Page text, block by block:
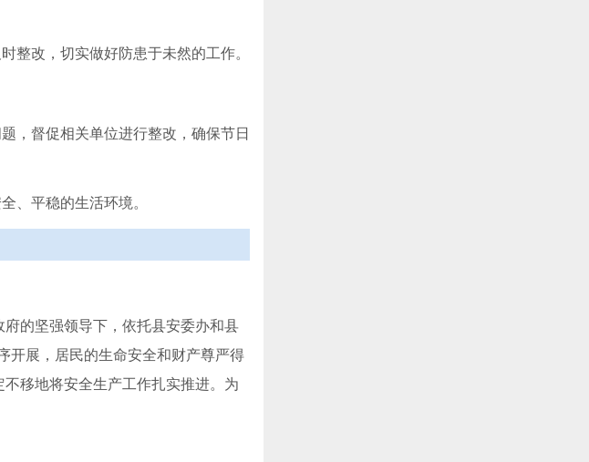
整改，切实做好防患于未然的工作。
，督促相关单位进行整改，确保节日
、平稳的生活环境。
的坚强领导下，依托县安委办和县
开展，居民的生命安全和财产尊严得
移地将安全生产工作扎实推进。为